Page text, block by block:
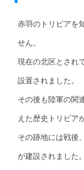
赤羽のトリビアを
せん。
現在の北区とされ
設置されました。
その後も陸軍の関
えた歴史トリビア
その跡地には戦後
が建設されました。